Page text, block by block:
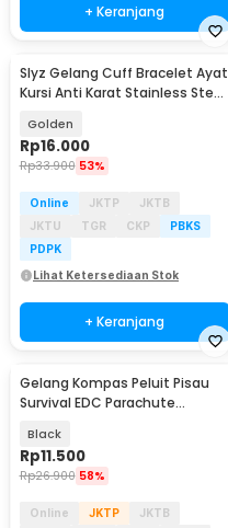
+ Keranjang
Slyz Gelang Cuff Bracelet Ayat
Kursi Anti Karat Stainless Steel
Golden
Rp16.000
Rp33.900 53%
Online JKTP
JKTB
JKTU
TGR CKP
PBKS
PDPK
Lihat Ketersediaan Stok
+ Keranjang
Gelang Kompas Peluit Pisau
Survival EDC Parachute
Black
Rp11.500
Rp26.900 58%
Online JKTP
JKTB